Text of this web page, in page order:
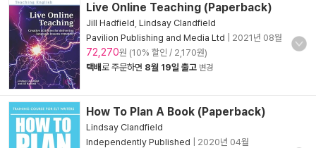
Live Online Teaching (Paperback)
Jill Hadfield Lindsay Clandfield
Pavilion Publishing and Media Ltd
2021년 08월
72,270원 (10% 할인 / 2,170원)
택배로 주문하면 8월 19일 출고 변경
How To Plan A Book (Paperback)
Lindsay Clandfield
Independently Published
2020년 04월